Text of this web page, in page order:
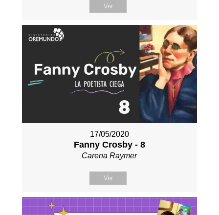
Ver
17/05/2020
Fanny Crosby - 8
Carena Raymer
Ver